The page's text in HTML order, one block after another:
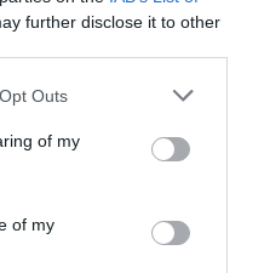
further disclose it to other
uses one or more Google
You may click to
and its third-party tags to
purposes in below Google
Outs
of my
of my
εξετάζει το Κοινοβούλιο